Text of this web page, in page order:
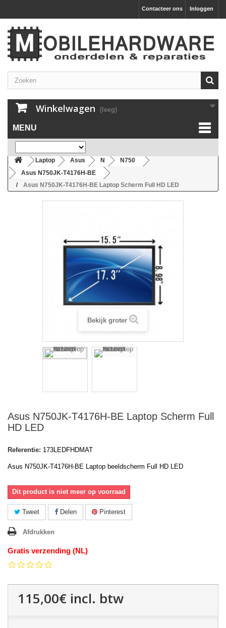
Inloggen
Contacteer ons
Winkelwagen (leeg)
MENU
Laptop Asus N
N750
Asus N750JK-T4176H-BE
Asus N750JK-T4176H-BE Laptop Scherm Full HD LED
Bekijk groter
Asus N750JK-T4176H-BE Laptop Scherm Full
HD LED
Referentie: 173LEDFHDMAT
Asus N750JK-T4176H-BE Laptop beeldscherm Full HD LED
Dit product is niet meer op voorraad
Tweet Delen Pinterest
Afdrukken
Gratis verzending (NL)
115,00€ incl. btw